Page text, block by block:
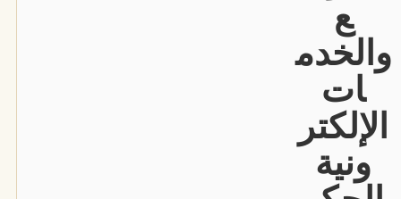
ع
والخدم
ات
الإلكتر
ونية